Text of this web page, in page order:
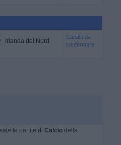
Irlanda del Nord
Canale da
confermare
le partite di Calciodella